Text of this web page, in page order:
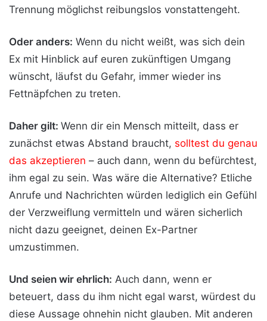
Trennung möglichst reibungslos vonstattengeht.
Oder anders: Wenn du nicht weißt, was sich dein
Ex mit Hinblick auf euren zukünftigen Umgang
wünscht, läufst du Gefahr, immer wieder ins
Fettnäpfchen zu treten.
Daher gilt: Wenn dir ein Mensch mitteilt, dass er
zunächst etwas Abstand braucht, solltest du genau
das akzeptieren – auch dann, wenn du befürchtest,
ihm egal zu sein. Was wäre die Alternative? Etliche
Anrufe und Nachrichten würden lediglich ein Gefühl
der Verzweiflung vermitteln und wären sicherlich
nicht dazu geeignet, deinen Ex-Partner
umzustimmen.
Und seien wir ehrlich: Auch dann, wenn er
beteuert, dass du ihm nicht egal warst, würdest du
diese Aussage ohnehin nicht glauben. Mit anderen